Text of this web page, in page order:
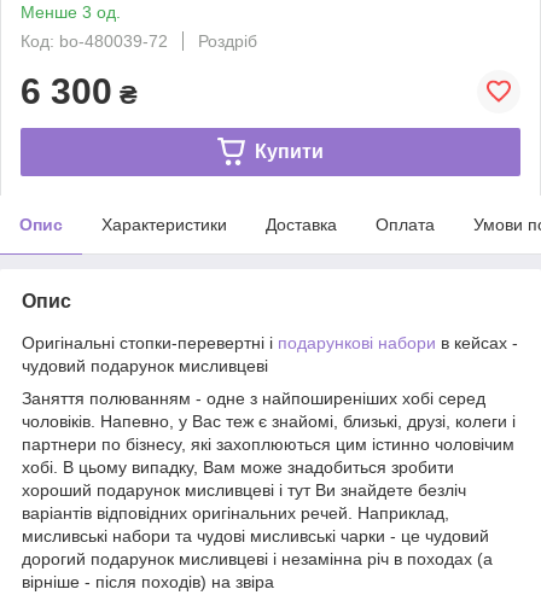
Менше 3 од.
Код: bo-480039-72
Роздріб
6 300 ₴
Купити
Опис Характеристики Доставка Оплата Умови
Опис
Оригінальні стопки-перевертні і подарункові набори в кейсах -
чудовий подарунок мисливцеві
Заняття полюванням - одне з найпоширеніших хобі серед
чоловіків. Напевно, у Вас теж є знайомі, близькі, друзі, колеги і
партнери по бізнесу, які захоплюються цим істинно чоловічим
хобі. В цьому випадку, Вам може знадобиться зробити
хороший подарунок мисливцеві і тут Ви знайдете безліч
варіантів відповідних оригінальних речей. Наприклад,
мисливські набори та чудові мисливські чарки - це чудовий
дорогий подарунок мисливцеві і незамінна річ в походах (а
вірніше - після походів) на звіра